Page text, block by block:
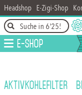
Headshop E-Zigi-Shop
E-Shop
AKTIVKOHLEFILTER